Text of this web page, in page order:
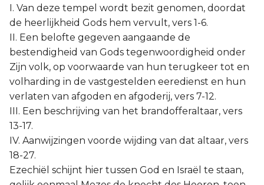
I. Van deze tempel wordt bezit genomen, doordat
de heerlijkheid Gods hem vervult, vers 1-6.
II. Een belofte gegeven aangaande de
bestendigheid van Gods tegenwoordigheid onder
Zijn volk, op voorwaarde van hun terugkeer tot en
volharding in de vastgestelden eeredienst en hun
verlaten van afgoden en afgoderij, vers 7-12.
III. Een beschrijving van het brandofferaltaar, vers
13-17.
IV. Aanwijzingen voorde wijding van dat altaar, vers
18-27.
Ezechiël schijnt hier tussen God en Israël te staan,